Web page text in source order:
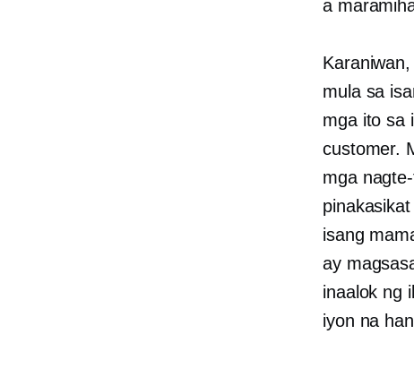
a
mula sa
mga ito sa
customer.
mga
isang
ay
inaalok ng
iyon na